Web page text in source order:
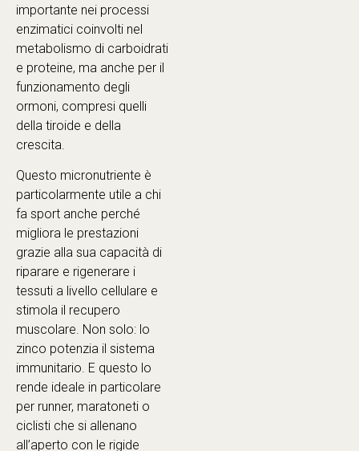
importante nei processi
enzimatici coinvolti nel
metabolismo di carboidrati
e proteine, ma anche per il
funzionamento degli
ormoni, compresi quelli
della tiroide e della
crescita.
Questo micronutriente è
particolarmente utile a chi
fa sport anche perché
migliora le prestazioni
grazie alla sua capacità di
riparare e rigenerare i
tessuti a livello cellulare e
stimola il recupero
muscolare. Non solo: lo
zinco potenzia il sistema
immunitario. E questo lo
rende ideale in particolare
per runner, maratoneti o
ciclisti che si allenano
all’aperto con le rigide